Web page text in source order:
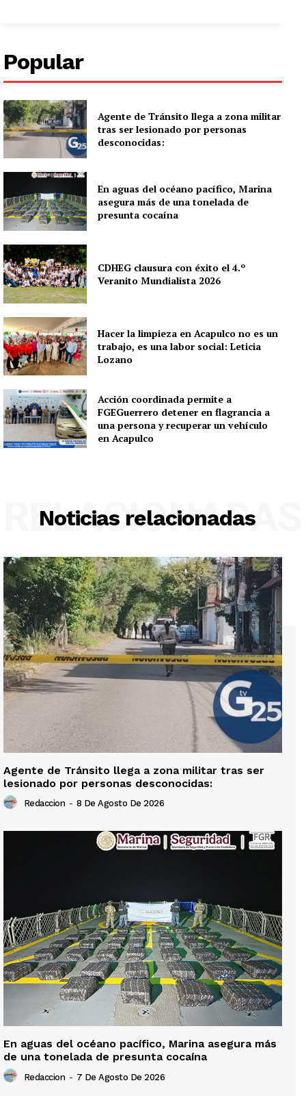
Popular
Agente de Tránsito llega a zona militar
tras ser lesionado por personas
desconocidas:
En aguas del océano pacífico, Marina
asegura más de una tonelada de
presunta cocaína
CDHEG clausura con éxito el 4.º
Veranito Mundialista 2026
Hacer la limpieza en Acapulco no es un
trabajo, es una labor social: Leticia
Lozano
Acción coordinada permite a
FGEGuerrero detener en flagrancia a
una persona y recuperar un vehículo
en Acapulco
Noticias relacionadas
RELACIONADAS
Agente de Tránsito llega a zona militar tras ser
lesionado por personas desconocidas:
Redaccion - 8 De Agosto De 2026
En aguas del océano pacífico, Marina asegura más
de una tonelada de presunta cocaína
Redaccion - 7 De Agosto De 2026